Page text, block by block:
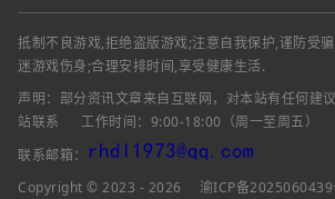
抵制不良游戏,拒绝盗版游戏;注意自我保护,谨防受
迷游戏伤身;合理安排时间,享受健康生活.
声明：部分资讯文章来自互联网，对本站有任何建
站联系
工作时间：9:00-18:00（周一至周五）
联系邮箱：
Copyright © 2023 - 2026
渝ICP备